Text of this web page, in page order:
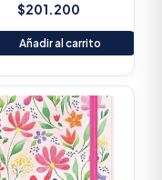
$201.200
Añadir al carrito
Original
price
was:
$189.200.
Current
price